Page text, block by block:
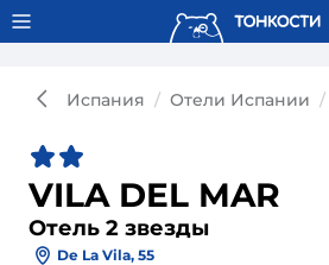
Тонкости используют сookie-файлы.
Испания Отели Испании
VILA DEL MAR
Отель 2 звезды
De La Vila, 55